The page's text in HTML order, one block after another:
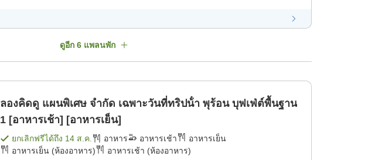
ดูอีก 6แพลนพัก
ลองคิดดู แผนพิเศษ จํากัด เฉพาะวันที่ทริปน้ํา พุร้อน บุฟเฟ่ต์พื้นฐาน
1 [อาหารเช้า] [อาหารเย็น]
ยกเลิกฟรีได้ถึง 14 ส.ค. อาหาร อาหารเช้า
อาหารเย็น
อาหารเย็น (ห้องอาหาร)
อาหารเช้า (ห้องอาหาร)